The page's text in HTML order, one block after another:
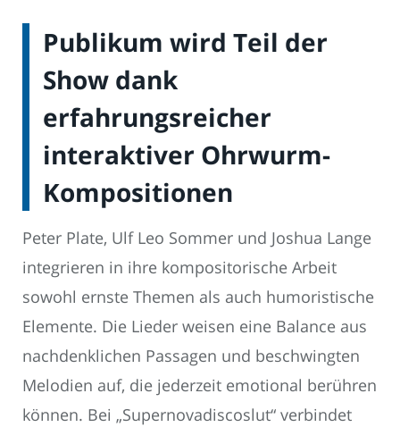
Publikum wird Teil der
Show dank
erfahrungsreicher
interaktiver Ohrwurm-
Kompositionen
Peter Plate, Ulf Leo Sommer und Joshua Lange
integrieren in ihre kompositorische Arbeit
sowohl ernste Themen als auch humoristische
Elemente. Die Lieder weisen eine Balance aus
nachdenklichen Passagen und beschwingten
Melodien auf, die jederzeit emotional berühren
können. Bei „Supernovadiscoslut“ verbindet